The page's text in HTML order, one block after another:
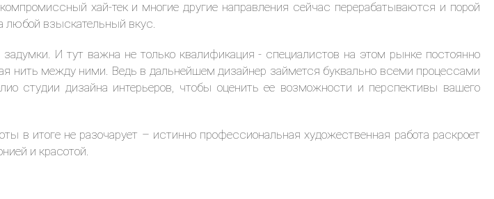
хай-тек и многие другие направления сейчас перерабатываются и порой
любой взыскательный вкус.
И тут важна не только квалификация - специалистов на этом рынке постоянно
нить между ними. Ведь в дальнейшем дизайнер займется буквально всеми процессами
студии дизайна интерьеров, чтобы оценить ее возможности и перспективы вашего
в итоге не разочарует – истинно профессиональная художественная работа раскроет
и красотой.